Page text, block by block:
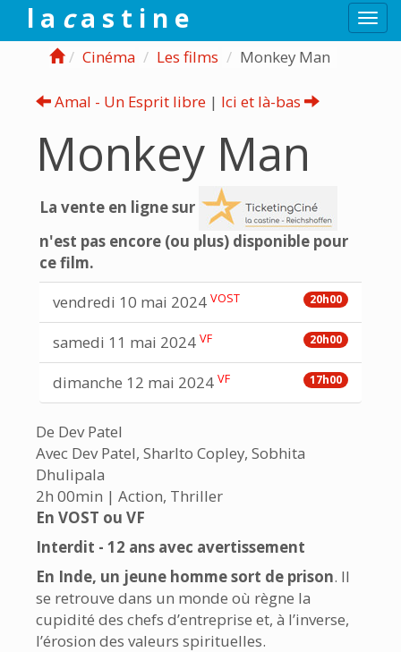
l a ca s t i n e
Cinéma Les films Monkey Man
Amal - Un Esprit libre | Ici et là-bas
Monkey Man
La vente en ligne sur
n'est pas encore (ou plus) disponible pour
ce film.
20h00
vendredi 10 mai 2024 VOST
20h00
samedi 11 mai 2024 VF
17h00
dimanche 12 mai 2024 VF
De Dev Patel
Avec Dev Patel, Sharlto Copley, Sobhita
Dhulipala
2h 00min | Action, Thriller
En VOST ou VF
Interdit - 12 ans avec avertissement
En Inde, un jeune homme sort de prison. Il
se retrouve dans un monde où règne la
cupidité des chefs d’entreprise et, à l’inverse,
l’érosion des valeurs spirituelles.